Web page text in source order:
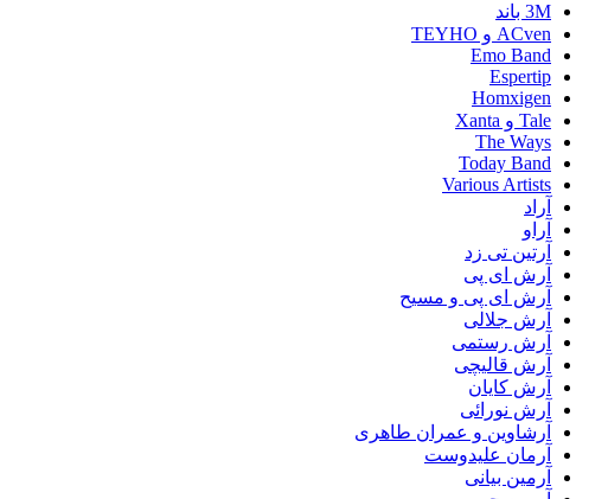
3M باند
ACven و TEYHO
Emo Band
Espertip
Homxigen
Tale و Xanta
The Ways
Today Band
Various Artists
آراد
آراو
آرتین تی زد
آرش ای پی
آرش ای پی و مسیح
آرش جلالی
آرش رستمی
آرش قالیچی
آرش کایان
آرش نورائی
آرشاوین و عمران طاهری
آرمان علیدوست
آرمین بیانی